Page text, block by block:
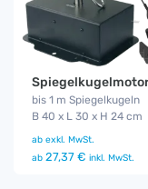
bis 1 m Spiegelkugeln
B 40 x L 30 x H 24 cm
ab exkl. MwSt.
ab 27,37 € inkl. MwSt.